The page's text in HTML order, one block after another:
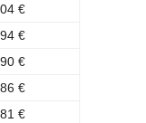
€
€
€
€
€